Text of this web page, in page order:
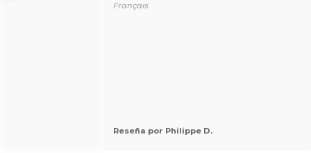
Français
Reseña por Philippe D.